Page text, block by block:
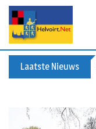
Laatste Nieuws